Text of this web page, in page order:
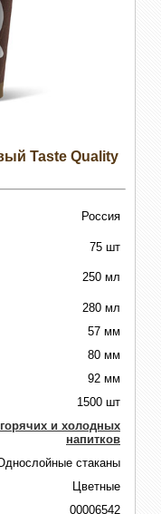
Taste Quality
Россия
75 шт
250 мл
280 мл
57 мм
80 мм
92 мм
1500 шт
и холодных
напитков
стаканы
Цветные
00006542